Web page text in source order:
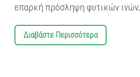
επαρκή πρόσληψη φυτικών ινών;
Διαβάστε Περισσότερα